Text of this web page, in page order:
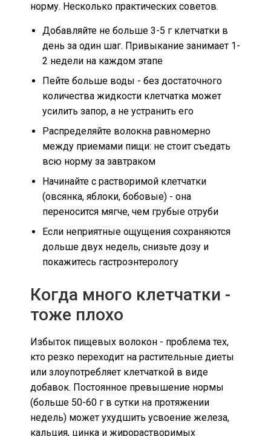
норму. Несколько практических советов.
Добавляйте не больше 3-5 г клетчатки в
день за один шаг. Привыкание занимает 1-
2 недели на каждом этапе
Пейте больше воды - без достаточного
количества жидкости клетчатка может
усилить запор, а не устранить его
Распределяйте волокна равномерно
между приемами пищи: не стоит съедать
всю норму за завтраком
Начинайте с растворимой клетчатки
(овсянка, яблоки, бобовые) - она
переносится мягче, чем грубые отруби
Если неприятные ощущения сохраняются
дольше двух недель, снизьте дозу и
покажитесь гастроэнтерологу
Когда много клетчатки -
тоже плохо
Избыток пищевых волокон - проблема тех,
кто резко переходит на растительные диеты
или злоупотребляет клетчаткой в виде
добавок. Постоянное превышение нормы
(больше 50-60 г в сутки на протяжении
недель) может ухудшить усвоение железа,
кальция, цинка и жирорастворимых